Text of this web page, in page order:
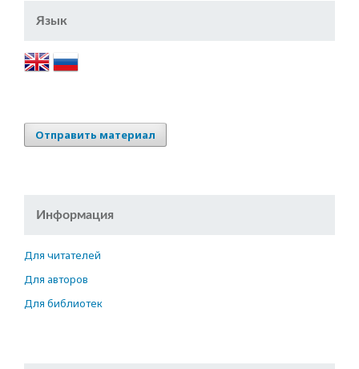
Язык
Отправить материал
Информация
Для читателей
Для авторов
Для библиотек